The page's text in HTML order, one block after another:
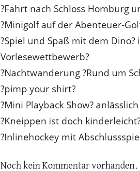
?Fahrt nach Schloss Homburg
?Minigolf auf der Abenteuer-
?Spiel und Spaß mit dem
Vorlesewettbewerb?
?Nachtwanderung ?Rund um
?pimp your shirt?
?Mini Playback Show?
?Kneippen ist doch
?Inlinehockey mit
Noch kein Kommentar vorhanden.